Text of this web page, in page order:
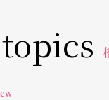
，她先後挪用
）和即將於十